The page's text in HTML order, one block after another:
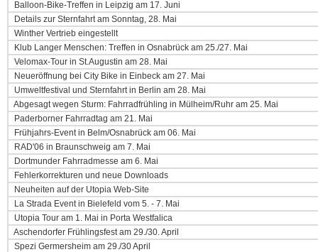
Balloon-Bike-Treffen in Leipzig am 17. Juni
Details zur Sternfahrt am Sonntag, 28. Mai
Winther Vertrieb eingestellt
Klub Langer Menschen: Treffen in Osnabrück am 25./27. Mai
Velomax-Tour in St.Augustin am 28. Mai
Neueröffnung bei City Bike in Einbeck am 27. Mai
Umweltfestival und Sternfahrt in Berlin am 28. Mai
Abgesagt wegen Sturm: Fahrradfrühling in Mülheim/Ruhr am 25. Mai
Paderborner Fahrradtag am 21. Mai
Frühjahrs-Event in Belm/Osnabrück am 06. Mai
RAD'06 in Braunschweig am 7. Mai
Dortmunder Fahrradmesse am 6. Mai
Fehlerkorrekturen und neue Downloads
Neuheiten auf der Utopia Web-Site
La Strada Event in Bielefeld vom 5. - 7. Mai
Utopia Tour am 1. Mai in Porta Westfalica
Aschendorfer Frühlingsfest am 29./30. April
Spezi Germersheim am 29./30 April